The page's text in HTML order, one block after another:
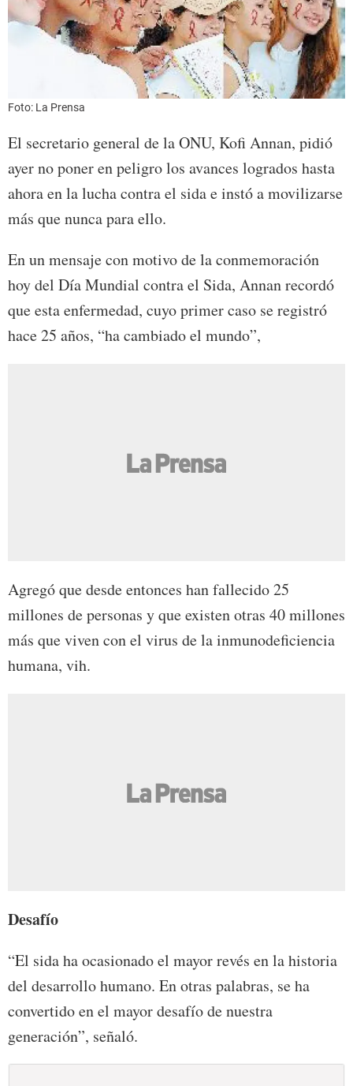
Foto: La Prensa
El secretario general de la ONU, Kofi Annan, pidió
ayer no poner en peligro los avances logrados hasta
ahora en la lucha contra el sida e instó a movilizarse
más que nunca para ello.
En un mensaje con motivo de la conmemoración
hoy del Día Mundial contra el Sida, Annan recordó
que esta enfermedad, cuyo primer caso se registró
hace 25 años, “ha cambiado el mundo”,
Agregó que desde entonces han fallecido 25
millones de personas y que existen otras 40 millones
más que viven con el virus de la inmunodeficiencia
humana, vih.
Desafío
“El sida ha ocasionado el mayor revés en la historia
del desarrollo humano. En otras palabras, se ha
convertido en el mayor desafío de nuestra
generación”, señaló.